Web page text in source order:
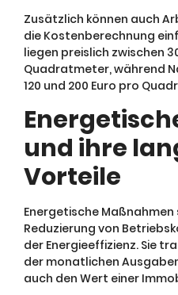
Zusätzlich können auch
die Kostenberechnung
liegen preislich zwischen
Quadratmeter, während
120 und 200 Euro pro
und ihre
Vorteile
Energetische Maßnahmen
Reduzierung von
der Energieeffizienz. Sie
der monatlichen
auch den Wert einer